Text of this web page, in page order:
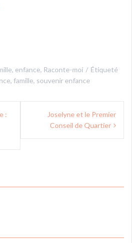
enfance, Raconte-moi
Étiqueté
, famille, souvenir enfance
:
Joselyne et le Premier
Conseil de Quartier